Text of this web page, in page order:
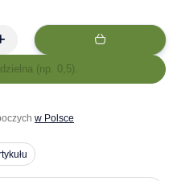
(np. 0,5).
w Polsce